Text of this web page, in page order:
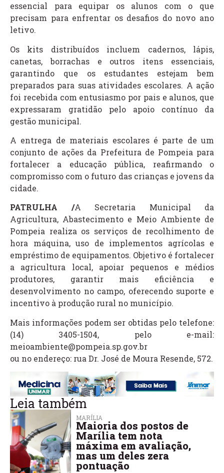
essencial para equipar os alunos com o que
precisam para enfrentar os desafios do novo ano
letivo.
Os kits distribuídos incluem cadernos, lápis,
canetas, borrachas e outros itens essenciais,
garantindo que os estudantes estejam bem
preparados para suas atividades escolares. A ação
foi recebida com entusiasmo por pais e alunos, que
expressaram gratidão pelo apoio contínuo da
gestão municipal.
A entrega de materiais escolares é parte de um
conjunto de ações da Prefeitura de Pompeia para
fortalecer a educação pública, reafirmando o
compromisso com o futuro das crianças e jovens da
cidade.
PATRULHA /A Secretaria Municipal da
Agricultura, Abastecimento e Meio Ambiente de
Pompeia realiza os serviços de recolhimento de
hora máquina, uso de implementos agrícolas e
empréstimo de equipamentos. Objetivo é fortalecer
a agricultura local, apoiar pequenos e médios
produtores, garantir mais eficiência e
desenvolvimento no campo, oferecendo suporte e
incentivo à produção rural no município.
Mais informações podem ser obtidas pelo telefone:
(14) 3405-1504, pelo e-mail:
meioambiente@pompeia.sp.gov.br
ou no endereço: rua Dr. José de Moura Resende, 572.
Leia também
MARÍLIA
Maioria dos postos de
Marília tem nota
máxima em avaliação,
mas um deles zera
pontuação